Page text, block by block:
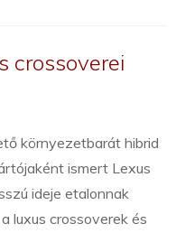
crossoverei
környezetbarát hibrid
ismert Lexus
ideje etalonnak
luxus crossoverek és